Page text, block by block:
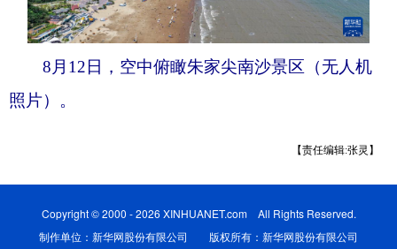
8月12日，空中俯瞰朱家尖南沙景区（无人机
照片）。
【责任编辑:张灵】
Copyright © 2000 - 2026 XINHUANET.com All Rights Reserved.
制作单位：新华网股份有限公司 版权所有：新华网股份有限公司